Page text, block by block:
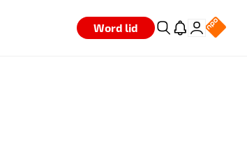
Word lid